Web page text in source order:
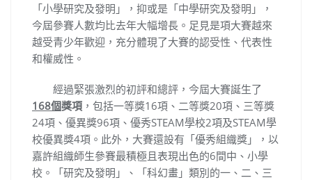
「小學研究及發明」，抑或是「中學研究及發明」，
今屆參賽人數均比去年大幅增長。足見是項大賽越來
越受青少年歡迎，充分體現了大賽的認受性、代表性
和權威性。
經過緊張激烈的初評和總評，今屆大賽誕生了
168個獎項 ，包括一等獎16項、二等獎20項、三等獎
24項、優異獎96項、優秀STEAM學校2項及STEAM學
校優異獎4項。此外，大賽還設有「優秀組織獎」，以
嘉許組織師生參賽最積極且表現出色的6間中、小學
校。「研究及發明」、「科幻畫」類別的一、二、三